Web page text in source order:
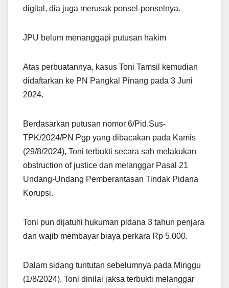
digital, dia juga merusak ponsel-ponselnya.
JPU belum menanggapi putusan hakim
Atas perbuatannya, kasus Toni Tamsil kemudian
didaftarkan ke PN Pangkal Pinang pada 3 Juni
2024.
Berdasarkan putusan nomor 6/Pid.Sus-
TPK/2024/PN Pgp yang dibacakan pada Kamis
(29/8/2024), Toni terbukti secara sah melakukan
obstruction of justice dan melanggar Pasal 21
Undang-Undang Pemberantasan Tindak Pidana
Korupsi.
Toni pun dijatuhi hukuman pidana 3 tahun penjara
dan wajib membayar biaya perkara Rp 5.000.
Dalam sidang tuntutan sebelumnya pada Minggu
(1/8/2024), Toni dinilai jaksa terbukti melanggar